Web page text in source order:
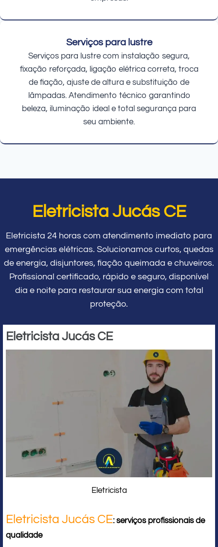
Serviços para lustre
Serviços para lustre com instalação segura,
fixação reforçada, ligação elétrica correta, troca
de fiação, ajuste de altura e substituição de
lâmpadas. Atendimento técnico garantindo
beleza, iluminação ideal e total segurança para
seu ambiente.
Eletricista Jucás CE
Eletricista 24 horas com atendimento imediato para
emergências elétricas. Solucionamos curtos, quedas
de energia, disjuntores, fiação queimada e chuveiros.
Profissional certificado, rápido e seguro, disponível
dia e noite para restaurar sua energia com total
proteção.
Eletricista Jucás CE
Eletricista
Eletricista Jucás CE: serviços profissionais de
qualidade